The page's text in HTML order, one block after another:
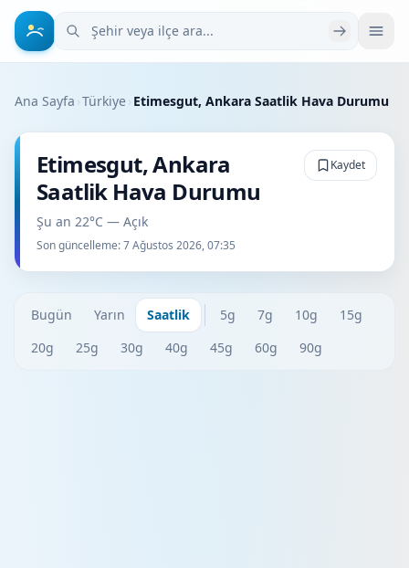
Şehir veya ilçe ara
Ana Sayfa ›Türkiye› Etimesgut, Ankara Saatlik Hava Durumu
Etimesgut, Ankara
Saatlik Hava Durumu
Şu an 22°C — Açık
Son güncelleme:7 Ağustos 2026, 07:35
Kaydet
Bugün Yarın Saatlik 5g 7g 10g
15g
20g
25g 30g 40g 45g 60g 90g